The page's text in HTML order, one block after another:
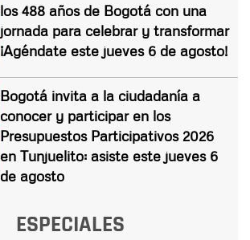
los 488 años de Bogotá con una
jornada para celebrar y transformar
¡Agéndate este jueves 6 de agosto!
Bogotá invita a la ciudadanía a
conocer y participar en los
Presupuestos Participativos 2026
en Tunjuelito: asiste este jueves 6
de agosto
ESPECIALES